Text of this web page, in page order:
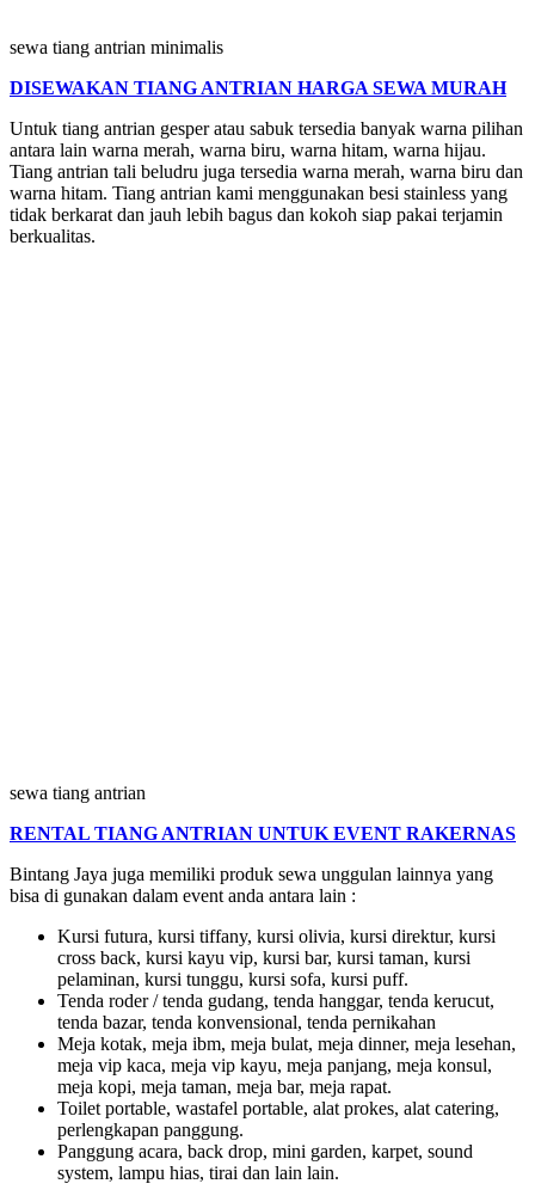
sewa tiang antrian minimalis
DISEWAKAN TIANG ANTRIAN HARGA SEWA MURAH
Untuk tiang antrian gesper atau sabuk tersedia banyak warna pilihan
antara lain warna merah, warna biru, warna hitam, warna hijau.
Tiang antrian tali beludru juga tersedia warna merah, warna biru dan
warna hitam. Tiang antrian kami menggunakan besi stainless yang
tidak berkarat dan jauh lebih bagus dan kokoh siap pakai terjamin
berkualitas.
sewa tiang antrian
RENTAL TIANG ANTRIAN UNTUK EVENT RAKERNAS
Bintang Jaya juga memiliki produk sewa unggulan lainnya yang
bisa di gunakan dalam event anda antara lain :
Kursi futura, kursi tiffany, kursi olivia, kursi direktur, kursi
cross back, kursi kayu vip, kursi bar, kursi taman, kursi
pelaminan, kursi tunggu, kursi sofa, kursi puff.
Tenda roder / tenda gudang, tenda hanggar, tenda kerucut,
tenda bazar, tenda konvensional, tenda pernikahan
Meja kotak, meja ibm, meja bulat, meja dinner, meja lesehan,
meja vip kaca, meja vip kayu, meja panjang, meja konsul,
meja kopi, meja taman, meja bar, meja rapat.
Toilet portable, wastafel portable, alat prokes, alat catering,
perlengkapan panggung.
Panggung acara, back drop, mini garden, karpet, sound
system, lampu hias, tirai dan lain lain.